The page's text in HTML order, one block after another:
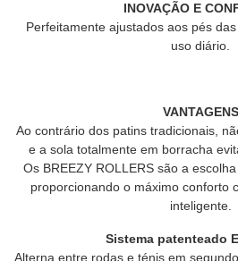
INOVAÇÃO E
Perfeitamente ajustados aos pés
uso diário.
VANTAGENS
Ao contrário dos patins tradicionais,
e a sola totalmente em borracha
Os BREEZY ROLLERS são a
proporcionando o máximo conforto
inteligente.
Sistema patenteado
Alterna entre rodas e ténis em